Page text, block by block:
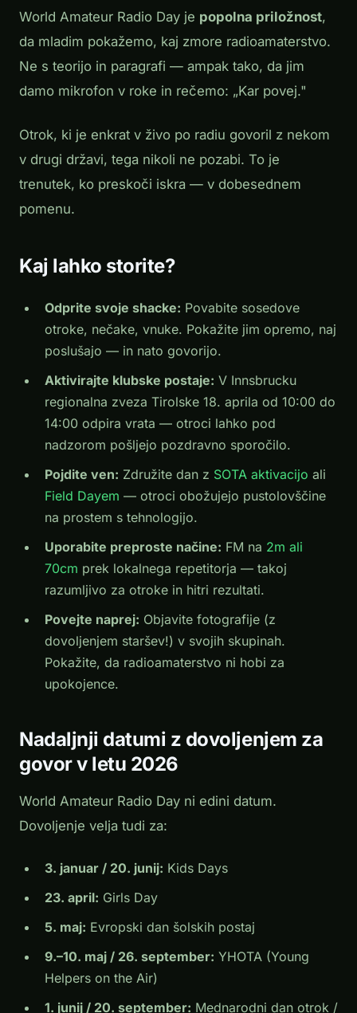
World Amateur Radio Day je popolna priložnost,
da mladim pokažemo, kaj zmore radioamaterstvo.
Ne s teorijo in paragrafi — ampak tako, da jim
damo mikrofon v roke in rečemo: „Kar povej."
Otrok, ki je enkrat v živo po radiu govoril z nekom
v drugi državi, tega nikoli ne pozabi. To je
trenutek, ko preskoči iskra — v dobesednem
pomenu.
Kaj lahko storite?
Odprite svoje shacke: Povabite sosedove
otroke, nečake, vnuke. Pokažite jim opremo, naj
poslušajo — in nato govorijo.
Aktivirajte klubske postaje: V Innsbrucku
regionalna zveza Tirolske 18. aprila od 10:00 do
14:00 odpira vrata — otroci lahko pod
nadzorom pošljejo pozdravno sporočilo.
Pojdite ven: Združite dan z SOTA aktivacijo ali
Field Dayem — otroci obožujejo pustolovščine
na prostem s tehnologijo.
Uporabite preproste načine: FM na 2m ali
70cm prek lokalnega repetitorja — takoj
razumljivo za otroke in hitri rezultati.
Povejte naprej: Objavite fotografije (z
dovoljenjem staršev!) v svojih skupinah.
Pokažite, da radioamaterstvo ni hobi za
upokojence.
Nadaljnji datumi z dovoljenjem za
govor v letu 2026
World Amateur Radio Day ni edini datum.
Dovoljenje velja tudi za:
3. januar / 20. junij: Kids Days
23. april: Girls Day
5. maj: Evropski dan šolskih postaj
9.–10. maj / 26. september: YHOTA (Young
Helpers on the Air)
1. junij / 20. september: Mednarodni dan otrok /